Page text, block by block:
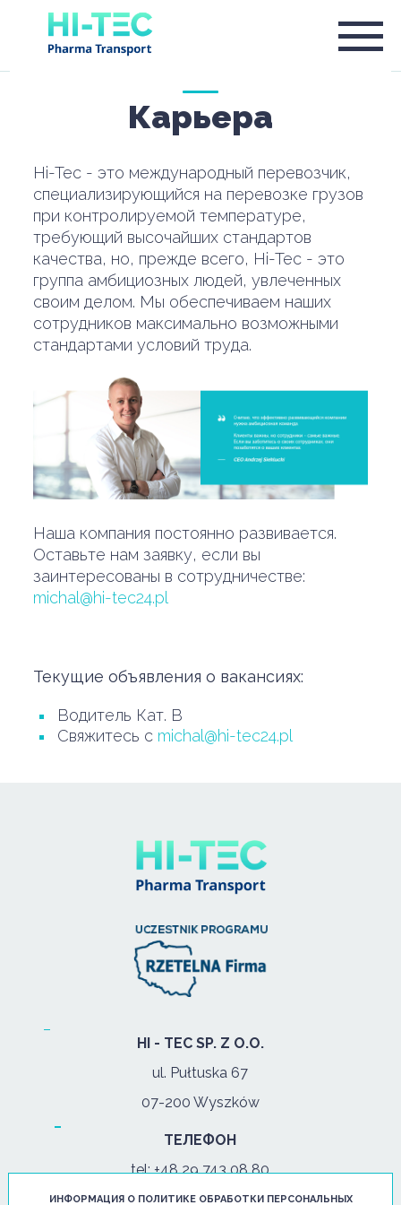
Карьера
Hi-Tec - это международный перевозчик,
специализирующийся на перевозке грузов
при контролируемой температуре,
требующий высочайших стандартов
качества, но, прежде всего, Hi-Tec - это
группа амбициозных людей, увлеченных
своим делом. Мы обеспечиваем наших
сотрудников максимально возможными
стандартами условий труда.
Наша компания постоянно развивается.
Оставьте нам заявку, если вы
заинтересованы в сотрудничестве:
michal@hi-tec24.pl
Текущие объявления о вакансиях:
Водитель Кат. B
Свяжитесь с michal@hi-tec24.pl
HI - TEC SP. Z O.O.
ul. Pułtuska 67
07-200 Wyszków
ТЕЛЕФОН
tel:+48 29 743 08 80
моб:+48 502 702 472
ИНФОРМАЦИЯ О ПОЛИТИКЕ ОБРАБОТКИ ПЕРСОНАЛЬНЫХ